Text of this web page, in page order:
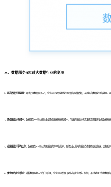
三、数据服务API对大数据行业的影响
1、提高数据处理效率： 通过使用数据服务API，企业可以更高效地处理大量的原始数据，从而提高数据处理的效率。
2、降低数据分析成本： 数据服务API可以帮助企业降低数据分析的成本。传统的数据分析方法通常需要专业的数据分
3、促进数据共享与合作： 数据服务API可以实现数据的跨平台共享，使得企业之间的数据合作变得更加便捷。这有助
4、催生新的商业模式： 随着数据服务API的广泛应用，企业可以发掘出更多的商业价值。例如，通过对用户行为数据